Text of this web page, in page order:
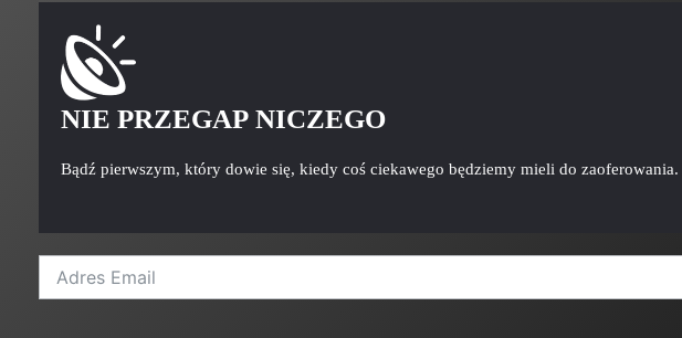
NIE PRZEGAP NICZEGO
Bądź pierwszym, który dowie się, kiedy coś ciekawego będziemy mieli do zaoferowania.